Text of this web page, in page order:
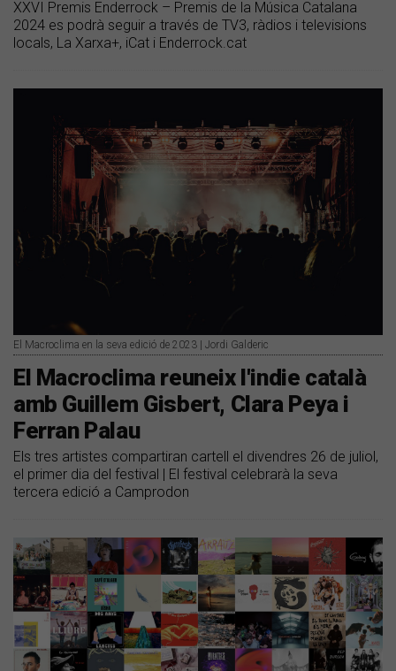
XXVI Premis Enderrock – Premis de la Música Catalana
2024 es podrà seguir a través de TV3, ràdios i televisions
locals, La Xarxa+, iCat i Enderrock.cat
El Macroclima en la seva edició de 2023 | Jordi Galderic
El Macroclima reuneix l'indie català
amb Guillem Gisbert, Clara Peya i
Ferran Palau
Els tres artistes compartiran cartell el divendres 26 de juliol,
el primer dia del festival | El festival celebrarà la seva
tercera edició a Camprodon